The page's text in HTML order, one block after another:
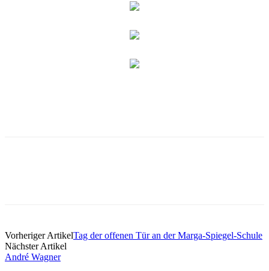
Vorheriger ArtikelTag der offenen Tür an der Marga-Spiegel-Schule
Nächster Artikel
André Wagner